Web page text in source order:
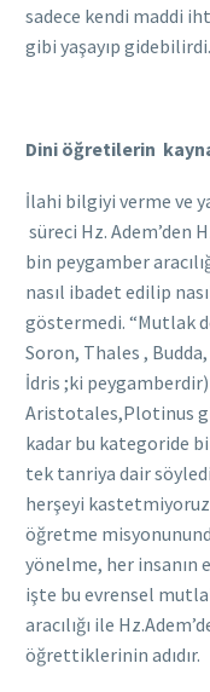
sadece kendi maddi
gibi yaşayıp gidebilirdi.
Dini öğretilerin
İlahi bilgiyi verme ve
süreci Hz. Adem’den
bin peygamber
nasıl ibadet edilip
göstermedi. “Mutlak
Soron, Thales ,
İdris ;ki
Aristotales,Plotinus
kadar bu kategoride
tek tanriya dair
herşeyi
öğretme
yönelme, her insanın
işte bu evrensel
aracılığı ile
öğrettiklerinin adıdır.